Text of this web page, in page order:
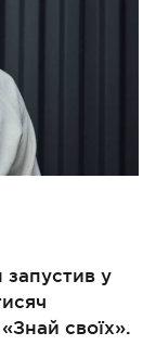
у
своїх».